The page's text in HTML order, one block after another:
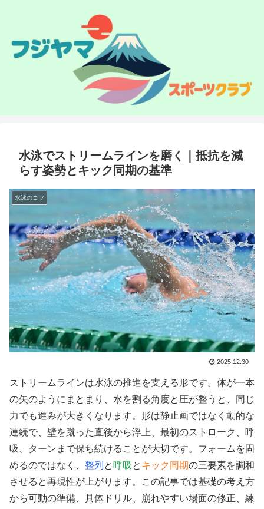
水泳でストリームラインを磨く｜抵抗を減
らす姿勢とキック同期の基準
水泳のコツ
2025.12.30
ストリームラインは水泳の推進を支える形です。体が一本
の矢のようにまとまり、水を割る角度と圧が整うと、同じ
力でも進みが大きくなります。形は静止画ではなく動的な
連続で、壁を蹴った直後から浮上、最初のストローク、呼
吸、ターンまで保ち続けることが大切です。フォームを固
めるのではなく、 整列 と 呼吸 と キック同期の三要素を調和
させると再現性が上がります。この記事では基礎の考え方
から可動の準備、具体ドリル、崩れやすい場面の修正、練